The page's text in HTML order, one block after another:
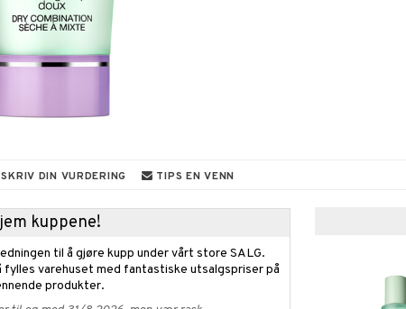
SKRIV DIN VURDERING TIPS EN VENN
kuppene!
til å gjøre kupp under vårt store SALG.
fylles varehuset med fantastiske utsalgspriser på
produkter.